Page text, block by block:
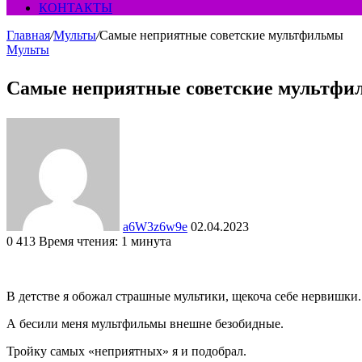
КОНТАКТЫ
Главная/Мульты/Самые неприятные советские мультфильмы
Мульты
Самые неприятные советские
a6W3z6w9e 02.04.2023
0 413 Время чтения: 1 минута
В детстве я обожал страшные мультики, щекоча себе нервишки.
А бесили меня мультфильмы внешне безобидные.
Тройку самых «неприятных» я и подобрал.